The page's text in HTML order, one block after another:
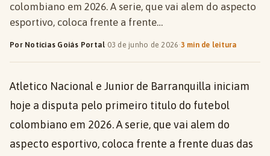
colombiano em 2026. A serie, que vai alem do aspecto
esportivo, coloca frente a frente…
Por Notícias Goiás Portal· 03 de junho de 2026·3 min de leitura
Atletico Nacional e Junior de Barranquilla iniciam
hoje a disputa pelo primeiro titulo do futebol
colombiano em 2026. A serie, que vai alem do
aspecto esportivo, coloca frente a frente duas das